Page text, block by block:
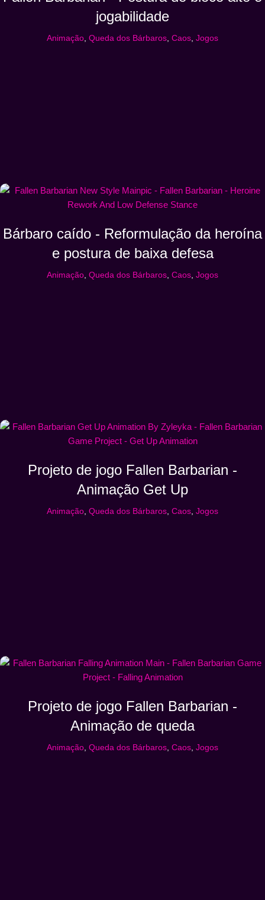
jogabilidade
Animação, Queda dos Bárbaros, Caos, Jogos
Bárbaro caído - Reformulação da heroína
e postura de baixa defesa
Animação Queda dos Bárbaros Caos Jogos
Projeto de jogo Fallen Barbarian -
Animação Get Up
Animação Queda dos Bárbaros Caos Jogos
Projeto de jogo Fallen Barbarian -
Animação de queda
Animação, Queda dos Bárbaros, Caos, Jogos